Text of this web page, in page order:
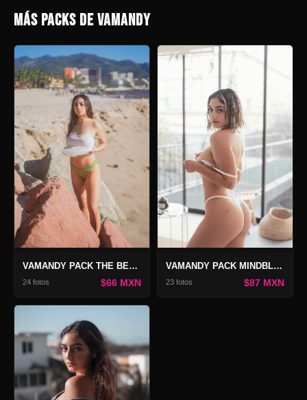
MÁS PACKS DE VAMANDY
VAMANDY PACK THE BEACH
24 fotos $66 MXN
VAMANDY PACK MINDBLOWN
23 fotos $87 MXN